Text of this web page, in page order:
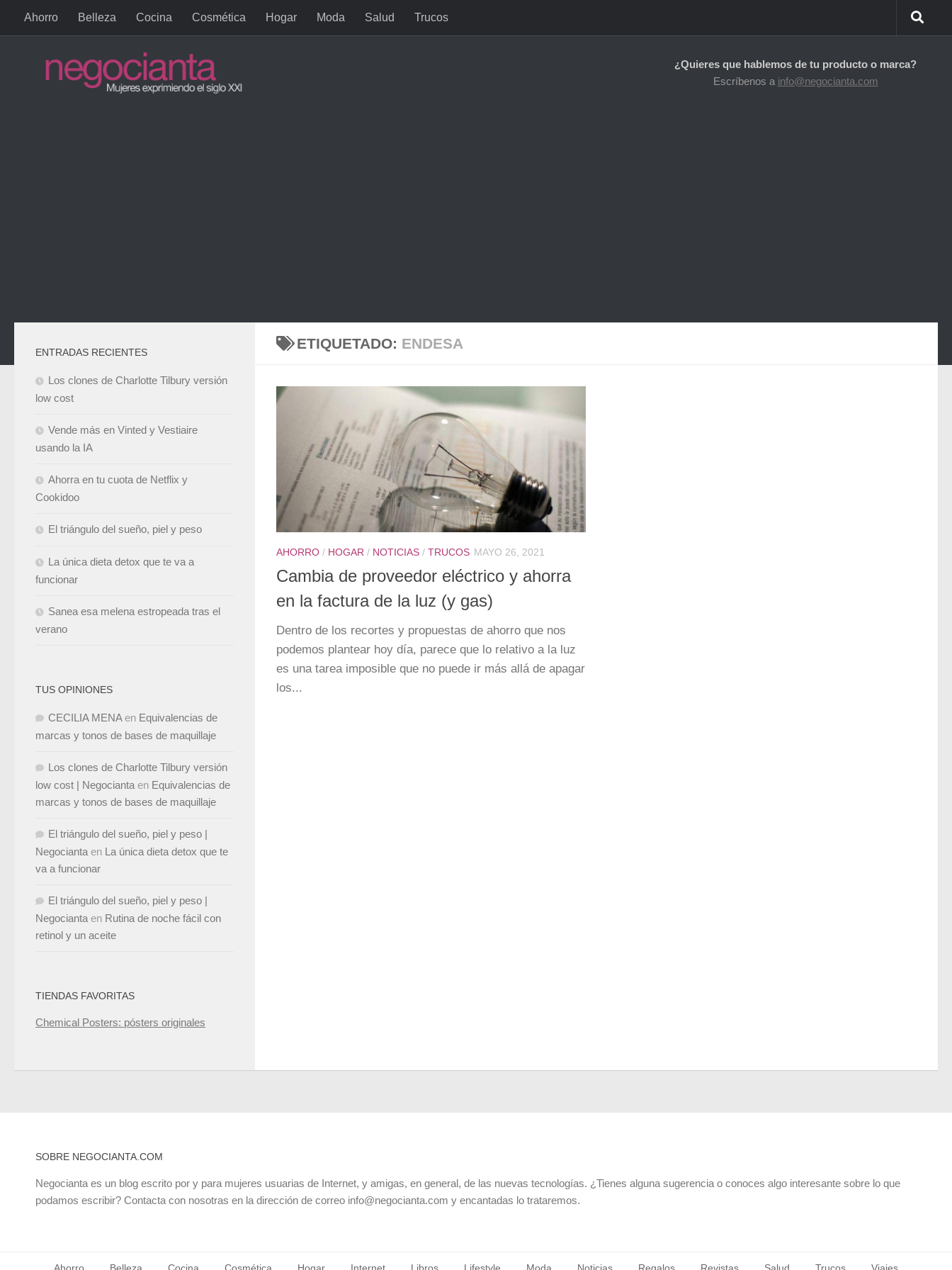
Saltar al contenido
Ahorro Belleza Cocina Cosmética Hogar Moda Salud Trucos
¿Quieres que hablemos de tu producto o marca?
Escríbenos a info@negocianta.com
ETIQUETADO: ENDESA
AHORRO / HOGAR / NOTICIAS / TRUCOS MAYO 26, 2021
Cambia de proveedor eléctrico y ahorra
en la factura de la luz (y gas)
Dentro de los recortes y propuestas de ahorro que nos
podemos plantear hoy día, parece que lo relativo a la luz
es una tarea imposible que no puede ir más allá de apagar
los...
ENTRADAS RECIENTES
Los clones de Charlotte Tilbury versión
low cost
Vende más en Vinted y Vestiaire
usando la IA
Ahorra en tu cuota de Netflix y
Cookidoo
El triángulo del sueño, piel y peso
La única dieta detox que te va a
funcionar
Sanea esa melena estropeada tras el
verano
TUS OPINIONES
CECILIA MENAen Equivalencias de
marcas y tonos de bases de maquillaje
Los clones de Charlotte Tilbury versión
low cost | Negocianta en Equivalencias de
marcas y tonos de bases de maquillaje
El triángulo del sueño, piel y peso |
Negocianta en La única dieta detox que te
va a funcionar
El triángulo del sueño, piel y peso |
Negocianta en Rutina de noche fácil con
retinol y un aceite
TIENDAS FAVORITAS
Chemical Posters: pósters originales
SOBRE NEGOCIANTA.COM
Negocianta es un blog escrito por y para mujeres usuarias de Internet, y amigas, en general, de las nuevas tecnologías. ¿Tienes alguna sugerencia o conoces algo interesante sobre lo que
podamos escribir? Contacta con nosotras en la dirección de correo info@negocianta.com y encantadas lo trataremos.